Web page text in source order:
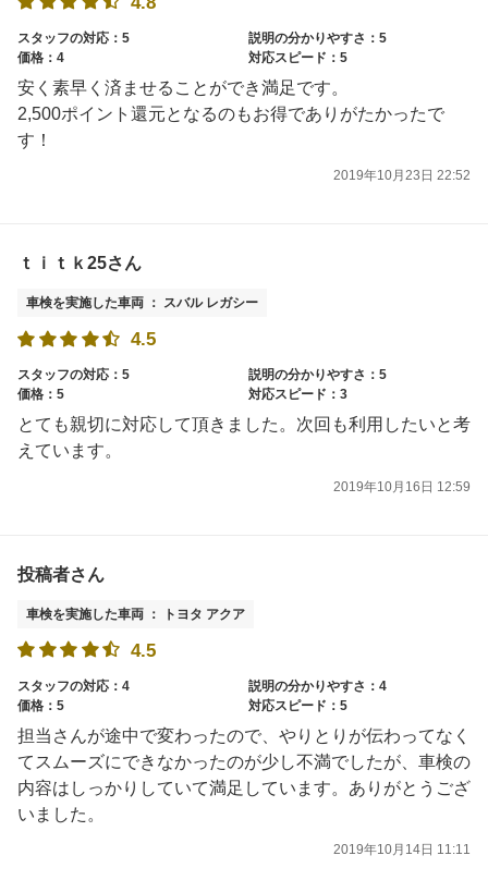
スタッフの対応：5
説明の分かりやすさ：5
価格：4
対応スピード：5
安く素早く済ませることができ満足です。
2,500ポイント還元となるのもお得でありがたかったで
す！
2019年10月23日 22:52
ｔｉｔｋ25さん
車検を実施した車両 ： スバル レガシー
4.5
スタッフの対応：5
説明の分かりやすさ：5
価格：5
対応スピード：3
とても親切に対応して頂きました。次回も利用したいと考
えています。
2019年10月16日 12:59
投稿者さん
車検を実施した車両 ： トヨタ アクア
4.5
スタッフの対応：4
説明の分かりやすさ：4
価格：5
対応スピード：5
担当さんが途中で変わったので、やりとりが伝わってなく
てスムーズにできなかったのが少し不満でしたが、車検の
内容はしっかりしていて満足しています。ありがとうござ
いました。
2019年10月14日 11:11